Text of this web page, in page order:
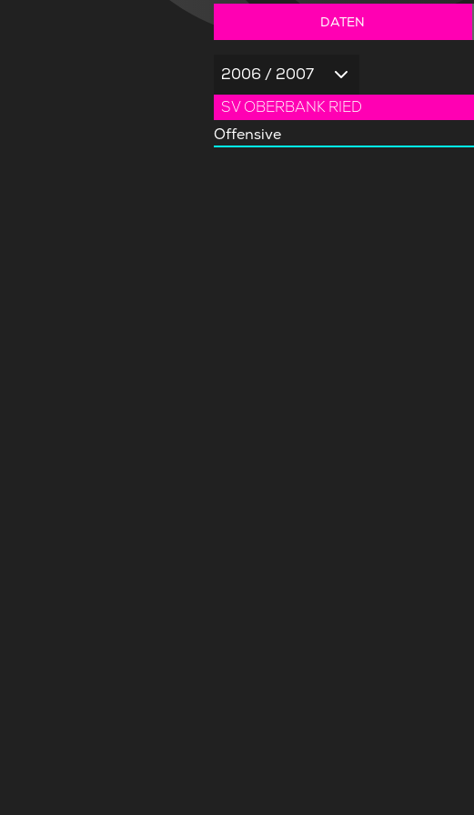
DATEN
2006 / 2007
SV OBERBANK RIED
Offensive